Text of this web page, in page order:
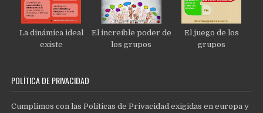
La dinámica ideal
existe
El increíble poder de
los grupos
El juego de los
grupos
POLÍTICA DE PRIVACIDAD
Cumplimos con las Políticas de Privacidad exigidas en europa y